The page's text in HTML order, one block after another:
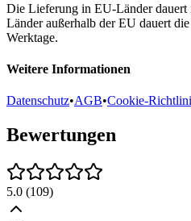
Die Lieferung in EU-Länder dauert
Länder außerhalb der EU dauert
Werktage.
Weitere Informationen
Datenschutz•AGB•Cookie-
Bewertungen
5.0 (109)